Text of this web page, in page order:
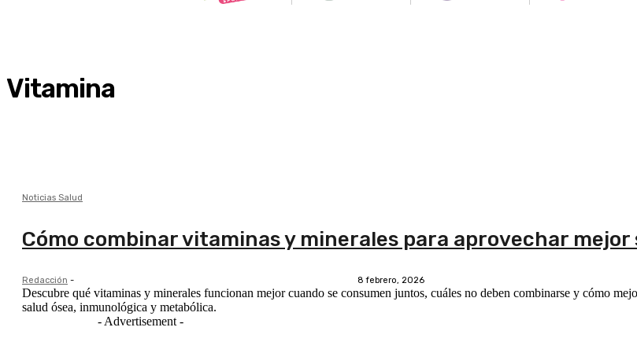
Vitamina
Noticias Salud
Cómo combinar vitaminas y minerales para aprovechar mejor
Redacción - 8 febrero, 2026
Descubre qué vitaminas y minerales funcionan mejor cuando se consumen juntos, cuáles no deben combinarse y cómo
salud ósea, inmunológica y metabólica.
- Advertisement -